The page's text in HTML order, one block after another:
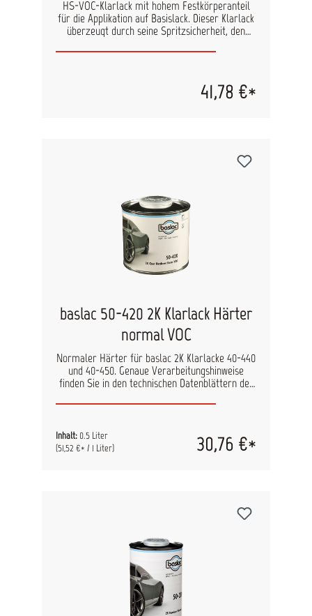
HS-VOC-Klarlack mit hohem Festkörperanteil
für die Applikation auf Basislack. Dieser Klarlack
überzeugt durch seine Spritzsicherheit, den
Ausspannung. Trocknet schnell und verfügt über
und Abklebfestigkeit. Härtertyp entsprechend
der Umgebungstemperatur und der Objektgröße
16 h bei 60°C: 40 Min. Infrarot (kurzwellig): 8 Min.
Infrarot (nittelwellig): 10 - 15 Min.
41,78 €*
baslac 50-420 2K Klarlack Härter
normal VOC
Normaler Härter für baslac 2K Klarlacke 40-440
und 40-450. Genaue Verarbeitungshinweise
finden Sie in den technischen Datenblättern der
Inhalt: 0.5 Liter
(51,52 €* / 1 Liter)
30,76 €*